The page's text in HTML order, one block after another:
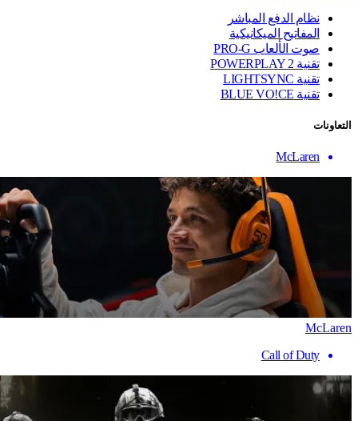
نظام الدفع المباشر
المفاتيح الميكانيكية
صوت الألعاب PRO-G
تقنية ‏POWERPLAY 2
تقنية LIGHTSYNC
تقنية BLUE VO!CE
التعاونات
McLaren
McLaren
Call of Duty